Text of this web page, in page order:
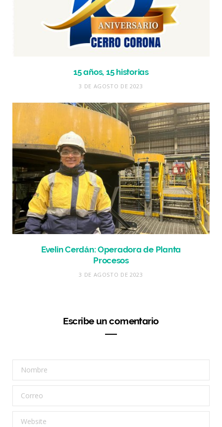
15 años, 15 historias
3 DE AGOSTO DE 2023
Evelin Cerdán: Operadora de Planta
Procesos
3 DE AGOSTO DE 2023
Escribe un comentario